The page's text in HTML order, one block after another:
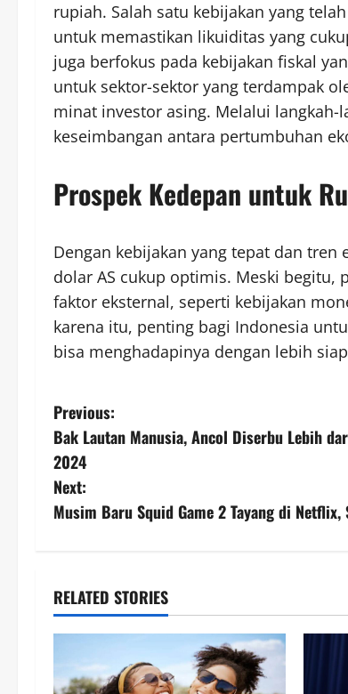
rupiah. Salah satu kebijakan yang
untuk memastikan likuiditas yang
juga berfokus pada kebijakan fiskal
untuk sektor-sektor yang terdampak
minat investor asing. Melalui
keseimbangan antara pertumbuhan
Prospek Kedepan untuk
Dengan kebijakan yang tepat dan
dolar AS cukup optimis. Meski begitu,
faktor eksternal, seperti kebijakan
karena itu, penting bagi Indonesia
bisa menghadapinya dengan lebih
P
o
s
t
a
v
i
Previous:
Bak Lautan Manusia, Ancol Diserbu Lebih
2024
Next:
Musim Baru Squid Game 2 Tayang di
RELATED STORIES